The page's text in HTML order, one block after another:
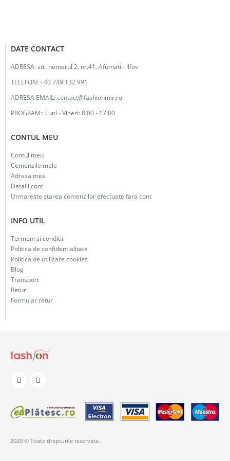
DATE CONTACT
ADRESA:str. numarul 2, nr.41, Afumati - Ilfov
TELEFON:+40 749.132 991
ADRESA EMAIL:contact@fashionmir.ro
PROGRAM:: Luni - Vineri: 8:00 - 17:00
CONTUL MEU
Contul meu
Comenzile mele
Adresa mea
Detalii cont
Urmareste starea comenzilor efectuate fara cont
INFO UTIL
Termeni si conditii
Politica de confidentialitate
Politica de utilizare cookies
Blog
Transport
Retur
Formular retur
2020 © Toate drepturile rezervate.